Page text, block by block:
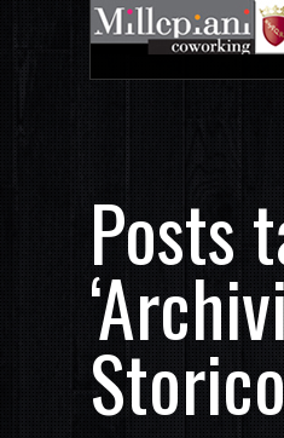
Posts